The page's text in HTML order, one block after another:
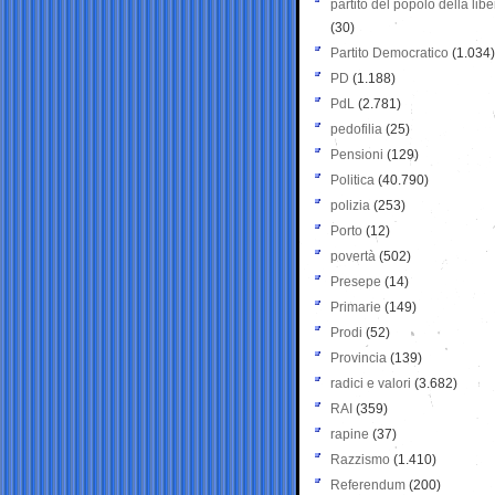
partito del popolo della
(30)
Partito Democratico (1.034)
PD (1.188)
PdL (2.781)
pedofilia (25)
Pensioni (129)
Politica (40.790)
polizia (253)
Porto (12)
povertà (502)
Presepe (14)
Primarie (149)
Prodi (52)
Provincia (139)
radici e valori (3.682)
RAI (359)
rapine (37)
Razzismo (1.410)
Referendum (200)